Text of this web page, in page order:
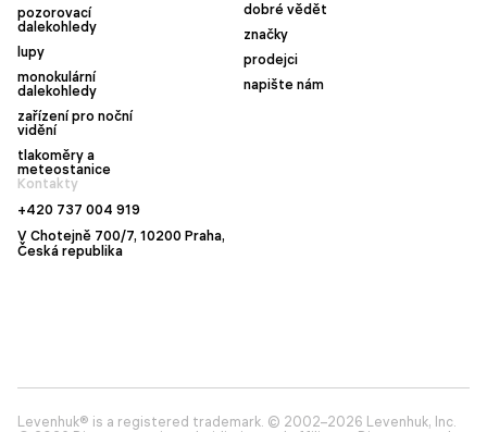
pozorovací
dalekohledy
lupy
monokulární
dalekohledy
zařízení pro noční
vidění
tlakoměry a
meteostanice
dobré vědět
značky
prodejci
napište nám
Kontakty
+420 737 004 919
V Chotejně 700/7, 10200 Praha,
Česká republika
Levenhuk® is a registered trademark. © 2002–2026 Levenhuk, Inc.